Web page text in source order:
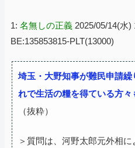
1: 名無しの正義 2025/05/14(水)
BE:135853815-PLT(13000)
埼玉・大野知事が難民申請
れで生活の糧を得ている方々
（抜粋）
＞質問は、河野太郎元外相に